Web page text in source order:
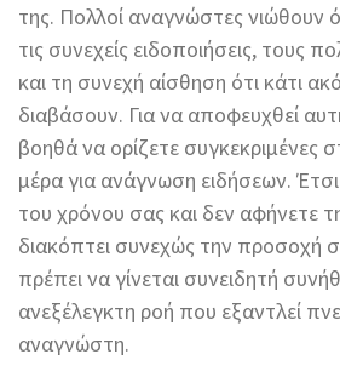
της. Πολλοί αναγνώστες νιώθουν
τις συνεχείς ειδοποιήσεις, τους
και τη συνεχή αίσθηση ότι κάτι
διαβάσουν. Για να αποφευχθεί
βοηθά να ορίζετε συγκεκριμένες
μέρα για ανάγνωση ειδήσεων.
του χρόνου σας και δεν αφήνετε
διακόπτει συνεχώς την προσοχή
πρέπει να γίνεται συνειδητή
ανεξέλεγκτη ροή που εξαντλεί
αναγνώστη.